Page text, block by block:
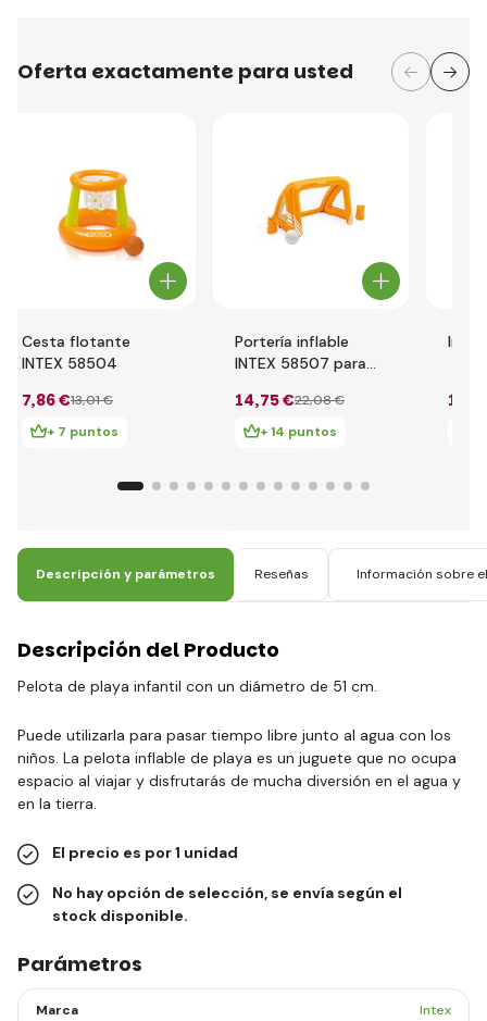
Oferta exactamente para usted
Cesta flotante
INTEX 58504
7,86 €13,01 €
+ 7 puntos
Portería inflable
INTEX 58507 para
14,75 €22,08 €
+ 14 puntos
Intex
1
Descripción y parámetros Reseñas Información sobre
Descripción del Producto
Pelota de playa infantil con un diámetro de 51 cm.
Puede utilizarla para pasar tiempo libre junto al agua con los
niños. La pelota inflable de playa es un juguete que no ocupa
espacio al viajar y disfrutarás de mucha diversión en el agua y
en la tierra.
El precio es por 1 unidad
No hay opción de selección, se envía según el
stock disponible.
Parámetros
Marca Intex